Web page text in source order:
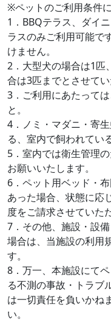
※ペットのご利用条件
1．BBQテラス、ダイ
ラスのみご利用可能で
けません。
2．大型犬の場合は1匹
合は3匹までとさせてい
3．ご利用にあたって
と。
4．ノミ・マダニ・寄
る、室内で飼われてい
5．室内では衛生管理
お願いいたします。
6．ペット用ベッド・
あった場合、状態に応
度をご請求させていた
7．その他、施設・設
場合は、当施設の利用
す。
8．万一、本施設にて
る不測の事故・トラブ
は一切責任を負いかね
い。